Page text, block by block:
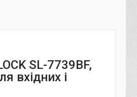
SL-7739BF,
вхідних і